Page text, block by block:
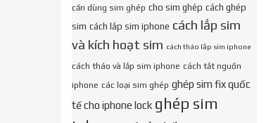
cần dùng sim ghép cho sim ghép cách ghép
sim cách lắp sim iphone cách lắp sim
và kích hoạt sim cách tháo lắp sim iphone
cách tháo và lắp sim iphone cách tắt nguồn
iphone các loại sim ghép ghép sim fix quốc
tế cho iphone lock ghép sim